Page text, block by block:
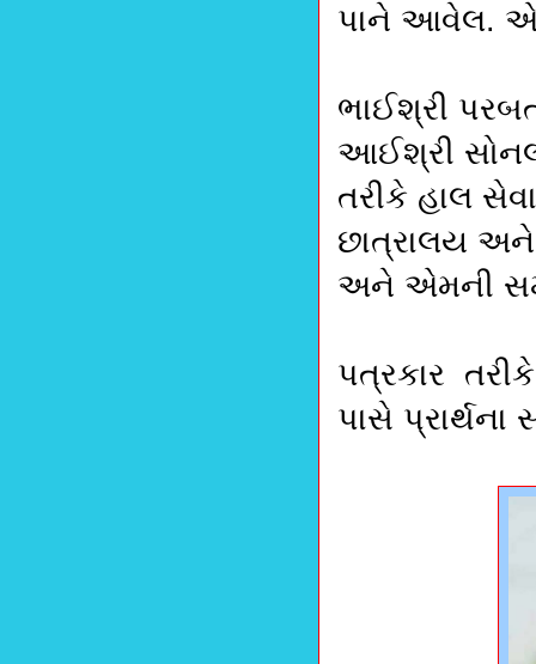
પાને આવેલ. એ
ભાઈશ્રી
આઈશ્રી
તરીકે હાલ
છાત્રાલય
અને એમની
પત્રકાર
પાસે